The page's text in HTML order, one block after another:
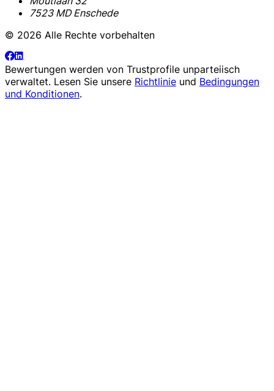
7523 MD Enschede
© 2026 Alle Rechte vorbehalten
Bewertungen werden von Trustprofile unparteiisch
verwaltet. Lesen Sie unsere Richtlinie und Bedingungen
und Konditionen.